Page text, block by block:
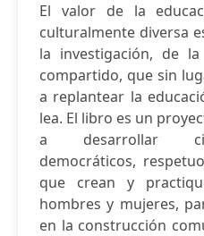
El valor de la
culturalmente diversa
la investigación, de
compartido, que sin
a replantear la
lea. El libro es un
a desarrollar
democráticos,
que crean y
hombres y mujeres,
en la construcción